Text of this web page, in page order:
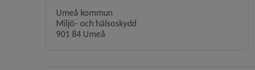
Umeå kommun
Miljö- och hälsoskydd
901 84 Umeå